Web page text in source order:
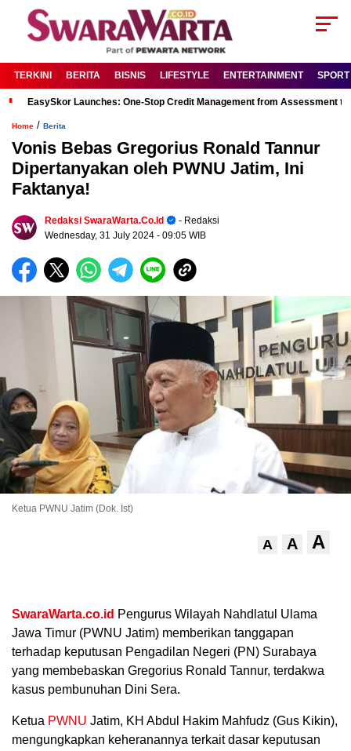
TERKINI BERITA BISNIS LIFESTYLE ENTERTAINMENT SPORT
EasySkor Launches: One-Stop Credit Management from Assessment
Home / Berita
Vonis Bebas Gregorius Ronald Tannur
Dipertanyakan oleh PWNU Jatim, Ini
Faktanya!
Redaksi SwaraWarta.co.id
- Redaksi
Wednesday, 31 July 2024 - 09:05 WIB
Ketua PWNU Jatim (Dok. Ist)
A A A
SwaraWarta.co.id Pengurus Wilayah Nahdlatul Ulama
Jawa Timur (PWNU Jatim) memberikan tanggapan
terhadap keputusan Pengadilan Negeri (PN) Surabaya
yang membebaskan Gregorius Ronald Tannur, terdakwa
kasus pembunuhan Dini Sera.
Ketua PWNU Jatim, KH Abdul Hakim Mahfudz (Gus Kikin),
mengungkapkan keheranannya terkait dasar keputusan